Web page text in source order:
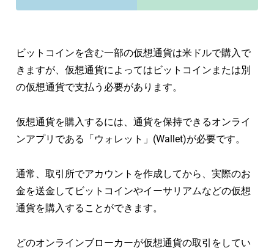
ビットコインを含む一部の仮想通貨は米ドルで購入で
きますが、仮想通貨によってはビットコインまたは別
の仮想通貨で支払う必要があります。
仮想通貨を購入するには、通貨を保持できるオンライ
ンアプリである「ウォレット」(Wallet)が必要です。
通常、取引所でアカウントを作成してから、実際のお
金を送金してビットコインやイーサリアムなどの仮想
通貨を購入することができます。
どのオンラインブローカーが仮想通貨の取引をしてい